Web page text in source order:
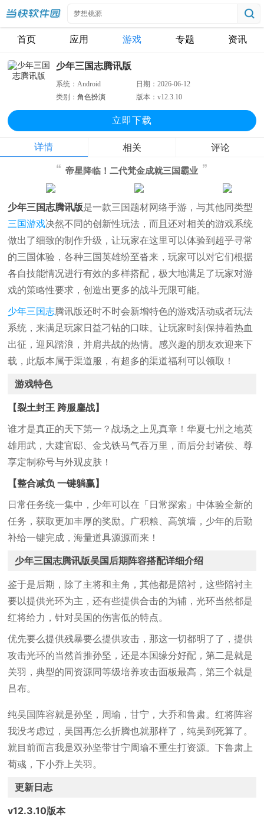
首页 应用 游戏 专题 资讯
少年三国志腾讯版
系统：Android 日期：2026-06-12
类别：角色扮演 版本：v12.3.10
立即下载
详情 相关 评论
帝星降临！二代梵金成就三国霸业
少年三国志腾讯版是一款三国题材网络手游，与其他同类型
三国游戏决然不同的创新性玩法，而且还对相关的游戏系统
做出了细致的制作升级，让玩家在这里可以体验到超乎寻常
的三国体验，各种三国英雄纷至沓来，玩家可以对它们根据
各自技能情况进行有效的多样搭配，极大地满足了玩家对游
戏的策略性要求，创造出更多的战斗无限可能。
少年三国志腾讯版还时不时会新增特色的游戏活动或者玩法
系统，来满足玩家日益刁钻的口味。让玩家时刻保持着热血
出征，迎风踏浪，并肩共战的热情。感兴趣的朋友欢迎来下
载，此版本属于渠道服，有超多的渠道福利可以领取！
游戏特色
【裂土封王 跨服鏖战】
谁才是真正的天下第一？战场之上见真章！华夏七州之地英
雄用武，大建官邸、金戈铁马气吞万里，而后分封诸侯、尊
享定制称号与外观皮肤！
【整合减负 一键躺赢】
日常任务统一集中，少年可以在「日常探索」中体验全新的
任务，获取更加丰厚的奖励。广积粮、高筑墙，少年的后勤
补给一键完成，海量道具源源而来！
少年三国志腾讯版吴国后期阵容搭配详细介绍
鉴于是后期，除了主将和主角，其他都是陪衬，这些陪衬主
要以提供光环为主，还有些提供合击的为辅，光环当然都是
红将给力，针对吴国的伤害低的特点。
优先要么提供残暴要么提供攻击，那这一切都明了了，提供
攻击光环的当然首推孙坚，还是本国缘分好配，第二是就是
关羽，典型的同资源同等级培养攻击面板最高，第三个就是
吕布。
纯吴国阵容就是孙坚，周瑜，甘宁，大乔和鲁肃。红将阵容
我没考虑过，吴国再怎么折腾也就那样了，纯吴到死算了。
就目前而言我是双孙坚带甘宁周瑜不重生打资源。下鲁肃上
荀彧，下小乔上关羽。
更新日志
v12.3.10版本